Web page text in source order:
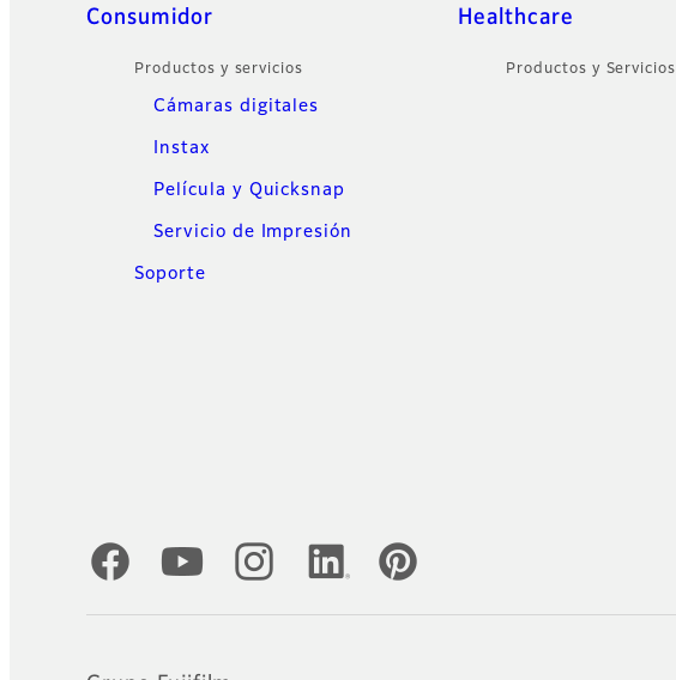
Sitemap
Consumidor
Productos y servicios
Cámaras digitales
Instax
Película y Quicksnap
Servicio de Impresión
Soporte
Healthcare
Productos y Servicios
Cuentas oficiales de redes sociales